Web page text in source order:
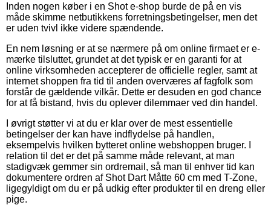
Inden nogen køber i en Shot e-shop burde de på en vis
måde skimme netbutikkens forretningsbetingelser, men det
er uden tvivl ikke videre spændende.
En nem løsning er at se nærmere på om online firmaet er e-
mærke tilsluttet, grundet at det typisk er en garanti for at
online virksomheden accepterer de officielle regler, samt at
internet shoppen fra tid til anden overværes af fagfolk som
forstår de gældende vilkår. Dette er desuden en god chance
for at få bistand, hvis du oplever dilemmaer ved din handel.
I øvrigt støtter vi at du er klar over de mest essentielle
betingelser der kan have indflydelse på handlen,
eksempelvis hvilken bytteret online webshoppen bruger. I
relation til det er det på samme måde relevant, at man
stadigvæk gemmer sin ordremail, så man til enhver tid kan
dokumentere ordren af Shot Dart Måtte 60 cm med T-Zone,
ligegyldigt om du er på udkig efter produkter til en dreng eller
pige.